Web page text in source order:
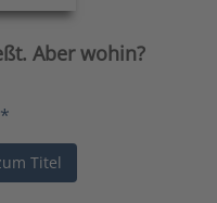
Aber wohin?
Titel